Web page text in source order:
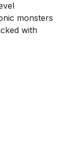
monsters
with